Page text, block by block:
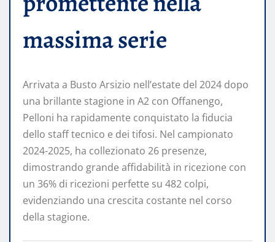
massima serie
Arrivata a Busto Arsizio nell’estate del 2024 dopo
una brillante stagione in A2 con Offanengo,
Pelloni ha rapidamente conquistato la fiducia
dello staff tecnico e dei tifosi. Nel campionato
2024-2025, ha collezionato 26 presenze,
dimostrando grande affidabilità in ricezione con
un 36% di ricezioni perfette su 482 colpi,
evidenziando una crescita costante nel corso
della stagione.